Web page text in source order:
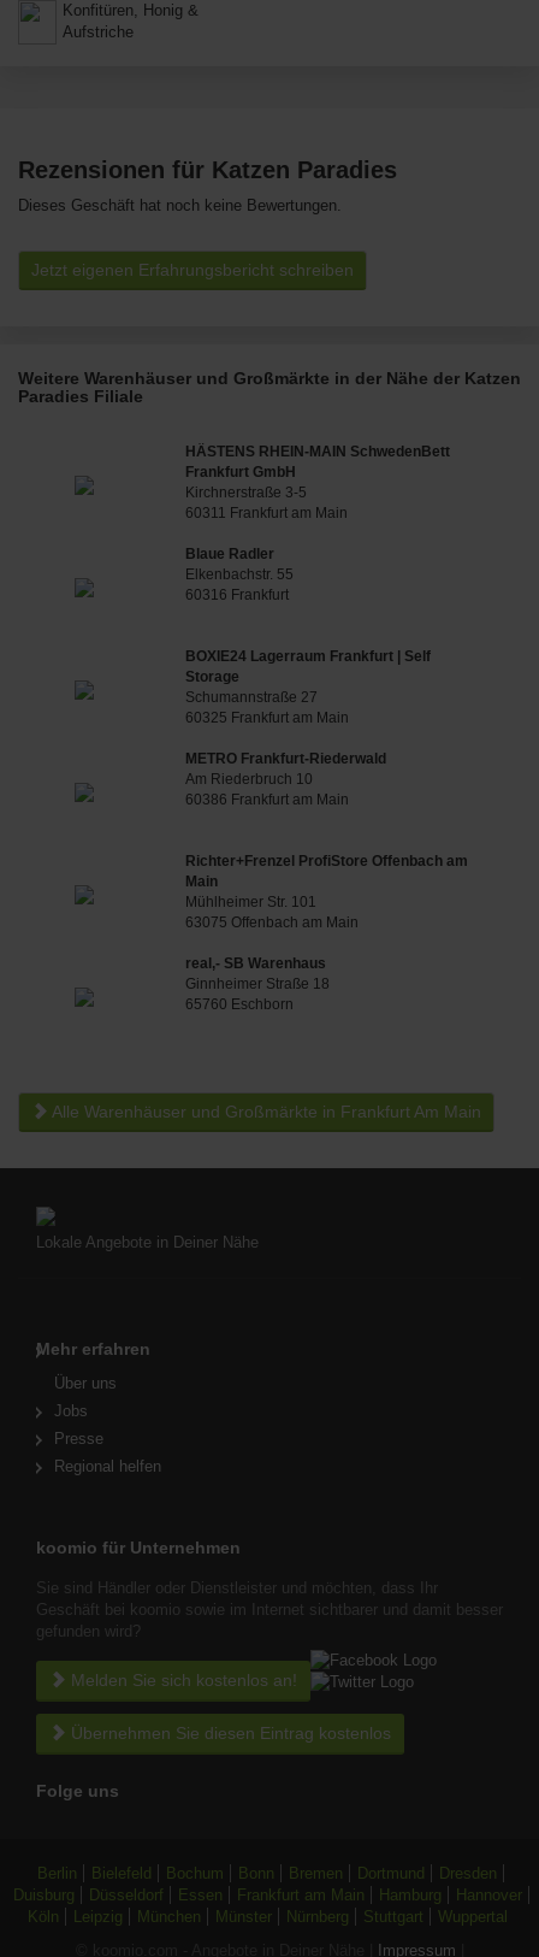
Konfitüren, Honig &
Aufstriche
Rezensionen für Katzen Paradies
Dieses Geschäft hat noch keine Bewertungen.
Jetzt eigenen Erfahrungsbericht schreiben
Weitere Warenhäuser und Großmärkte in der Nähe der Katzen
Paradies Filiale
HÄSTENS RHEIN-MAIN SchwedenBett
Frankfurt GmbH
Kirchnerstraße 3-5
60311 Frankfurt am Main
Blaue Radler
Elkenbachstr. 55
60316 Frankfurt
BOXIE24 Lagerraum Frankfurt | Self
Storage
Schumannstraße 27
60325 Frankfurt am Main
METRO Frankfurt-Riederwald
Am Riederbruch 10
60386 Frankfurt am Main
Richter+Frenzel ProfiStore Offenbach am
Main
Mühlheimer Str. 101
63075 Offenbach am Main
real,- SB Warenhaus
Ginnheimer Straße 18
65760 Eschborn
Alle Warenhäuser und Großmärkte in Frankfurt Am Main
Lokale Angebote in Deiner Nähe
Mehr erfahren
Über uns
Jobs
Presse
Regional helfen
koomio für Unternehmen
Sie sind Händler oder Dienstleister und möchten, dass Ihr
Geschäft bei koomio sowie im Internet sichtbarer und damit besser
gefunden wird?
Melden Sie sich kostenlos an!
Übernehmen Sie diesen Eintrag kostenlos
Folge uns
Berlin Bielefeld Bochum Bonn Bremen Dortmund
Dresden
Duisburg
Düsseldorf Essen Frankfurt am Main Hamburg
Hannover
Köln
Leipzig München Münster Nürnberg Stuttgart
Wuppertal
Impressum